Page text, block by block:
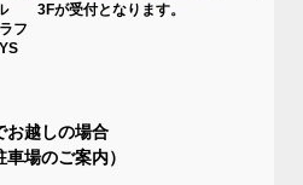
フ
3Fが受付となります。
お越しの場合
車場のご案内）